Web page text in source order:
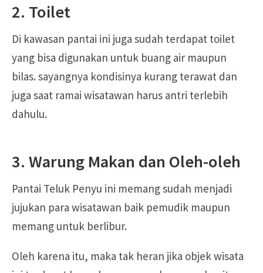
2. Toilet
Di kawasan pantai ini juga sudah terdapat toilet
yang bisa digunakan untuk buang air maupun
bilas. sayangnya kondisinya kurang terawat dan
juga saat ramai wisatawan harus antri terlebih
dahulu.
3. Warung Makan dan Oleh-oleh
Pantai Teluk Penyu ini memang sudah menjadi
jujukan para wisatawan baik pemudik maupun
memang untuk berlibur.
Oleh karena itu, maka tak heran jika objek wisata